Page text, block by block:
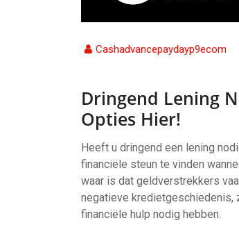
Cashadvancepaydayp9ecom
Dringend Lening
Opties Hier!
Heeft u dringend een lening
financiële steun te vinden
waar is dat geldverstrekkers
negatieve kredietgeschiedenis,
financiële hulp nodig hebben.